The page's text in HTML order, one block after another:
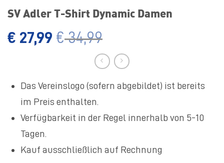
SV Adler T-Shirt Dynamic Damen
€ 27,99 €34,99
Das Vereinslogo (sofern abgebildet) ist bereits
im Preis enthalten.
Verfügbarkeit in der Regel innerhalb von 5-10
Tagen.
Kauf ausschließlich auf Rechnung